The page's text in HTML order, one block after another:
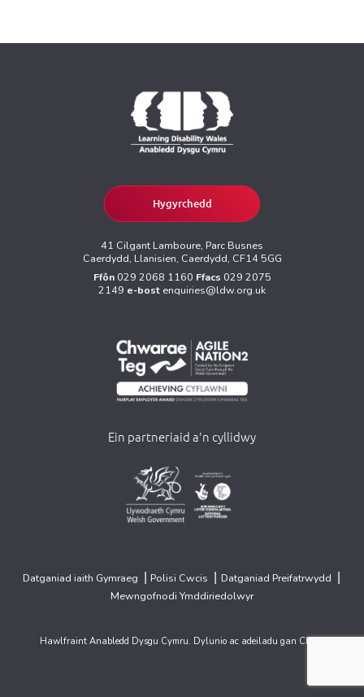
Hygyrchedd
41 Cilgant Lamboure, Parc Busnes
Caerdydd, Llanisien, Caerdydd, CF14 5GG
Ffôn 029 2068 1160 Ffacs 029 2075
2149 e-bost enquiries@ldw.org.uk
Ein partneriaid a'n cyllidwy
Datganiad iaith Gymraeg Polisi Cwcis Datganiad Preifatrwydd
Mewngofnodi Ymddiriedolwyr
Hawlfraint Anabledd Dysgu Cymru. Dylunio ac adeiladu gan CREO